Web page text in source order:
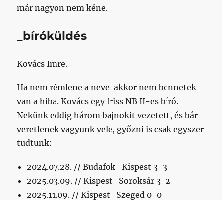
már nagyon nem kéne.
_bíróküldés
Kovács Imre.
Ha nem rémlene a neve, akkor nem bennetek
van a hiba. Kovács egy friss NB II-es bíró.
Nekünk eddig három bajnokit vezetett, és bár
veretlenek vagyunk vele, győzni is csak egyszer
tudtunk:
2024.07.28. // Budafok–Kispest 3-3
2025.03.09. // Kispest–Soroksár 3-2
2025.11.09. // Kispest–Szeged 0-0